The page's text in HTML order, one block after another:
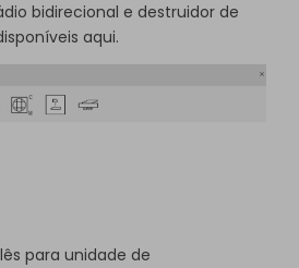
bidirecional e destruidor de
aqui.
para unidade de